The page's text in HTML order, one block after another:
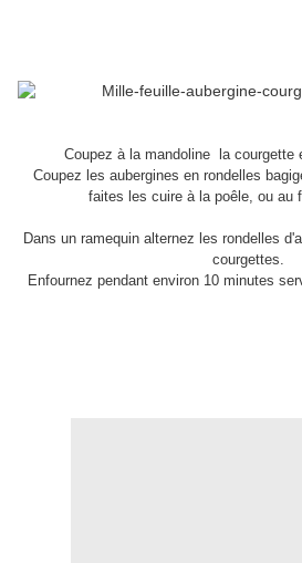
Coupez à la mandoline la courgette
Coupez les aubergines en rondelles
faites les cuire à la poêle, ou au
Dans un ramequin alternez les rondelles
courgettes.
Enfournez pendant environ 10 minutes